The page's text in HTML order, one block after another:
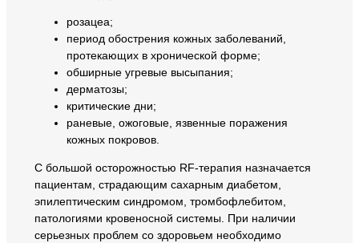
розацеа;
период обострения кожных заболеваний,
протекающих в хронической форме;
обширные угревые высыпания;
дерматозы;
критические дни;
раневые, ожоговые, язвенные поражения
кожных покровов.
С большой осторожностью RF-терапия назначается
пациентам, страдающим сахарным диабетом,
эпилептическим синдромом, тромбофлебитом,
патологиями кровеносной системы. При наличии
серьезных проблем со здоровьем необходимо